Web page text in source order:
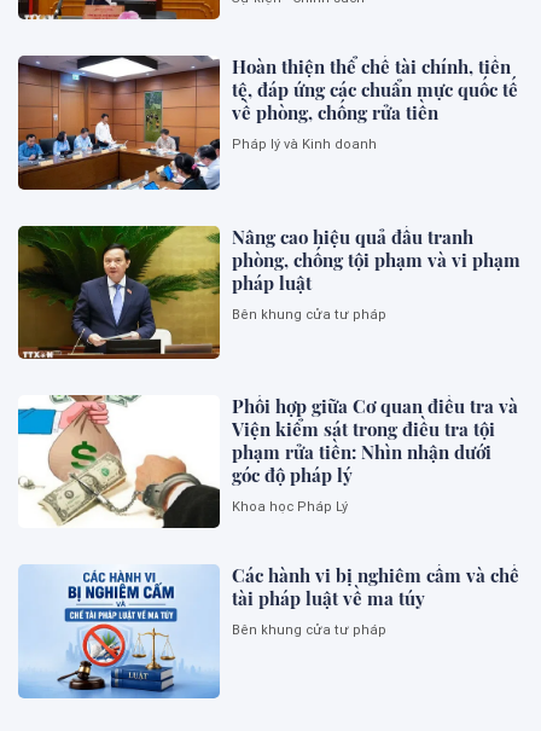
Hoàn thiện thể chế tài chính, tiền
tệ, đáp ứng các chuẩn mực quốc tế
về phòng, chống rửa tiền
Pháp lý và Kinh doanh
Nâng cao hiệu quả đấu tranh
phòng, chống tội phạm và vi phạm
pháp luật
Bên khung cửa tư pháp
Phối hợp giữa Cơ quan điều tra và
Viện kiểm sát trong điều tra tội
phạm rửa tiền: Nhìn nhận dưới
góc độ pháp lý
Khoa học Pháp Lý
Các hành vi bị nghiêm cấm và chế
tài pháp luật về ma túy
Bên khung cửa tư pháp